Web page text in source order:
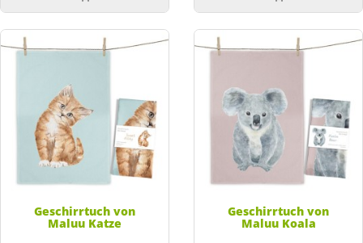
Geschirrtuch von
Maluu Katze
Geschirrtuch von
Maluu Koala